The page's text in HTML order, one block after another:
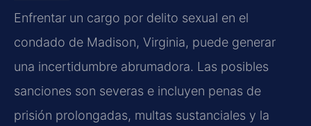
Enfrentar un cargo por delito sexual en el
condado de Madison, Virginia, puede generar
una incertidumbre abrumadora. Las posibles
sanciones son severas e incluyen penas de
prisión prolongadas, multas sustanciales y la